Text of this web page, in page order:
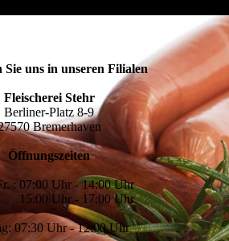
Sie uns in unseren Filialen
Fleischerei Stehr
Berliner-Platz 8-9
Bremerhaven
Öffnungszeiten
: 07:00 Uhr - 14:00 Uhr
Uhr - 17:00 Uhr
07:30 Uhr - 12:00 Uhr